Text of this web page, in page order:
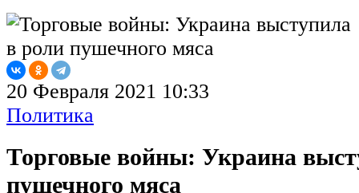
20 Февраля 2021 10:33
Политика
Торговые войны: Украина
пушечного мяса